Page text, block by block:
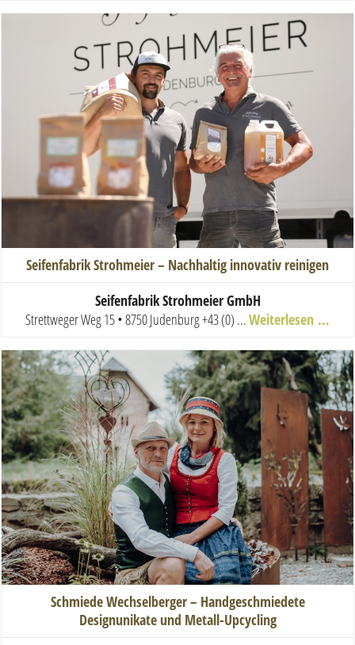
Seifenfabrik Strohmeier – Nachhaltig innovativ reinigen
Seifenfabrik Strohmeier GmbH
Strettweger Weg 15 • 8750 Judenburg+43 (0) ...Weiterlesen …
Schmiede Wechselberger – Handgeschmiedete
Designunikate und Metall-Upcycling